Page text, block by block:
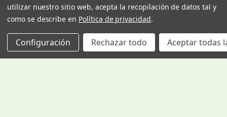
utilizar nuestro sitio web, acepta la recopilación de datos tal y
como se describe en Política de privacidad.
Configuración Rechazar todo Aceptar todas